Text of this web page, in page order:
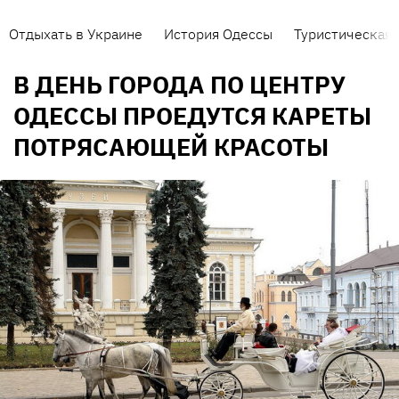
Отдыхать в Украине История Одессы Туристическая
В ДЕНЬ ГОРОДА ПО ЦЕНТРУ
ОДЕССЫ ПРОЕДУТСЯ КАРЕТЫ
ПОТРЯСАЮЩЕЙ КРАСОТЫ